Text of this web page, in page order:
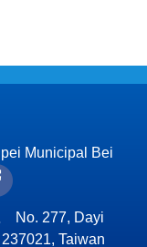
Municipal Bei
No. 277, Dayi
Taiwan